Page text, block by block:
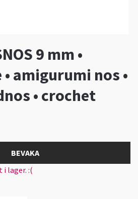
9 mm •
amigurumi nos •
• crochet
BEVAKA
lager. :(